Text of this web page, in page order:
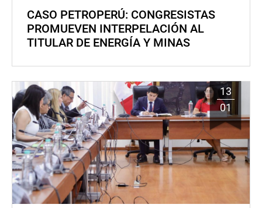
CASO PETROPERÚ: CONGRESISTAS
PROMUEVEN INTERPELACIÓN AL
TITULAR DE ENERGÍA Y MINAS
13
01